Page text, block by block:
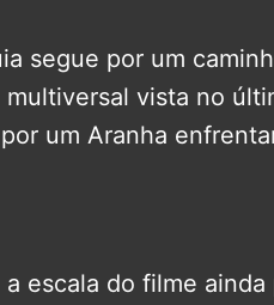
segue por um
vista no
um Aranha
escala do filme